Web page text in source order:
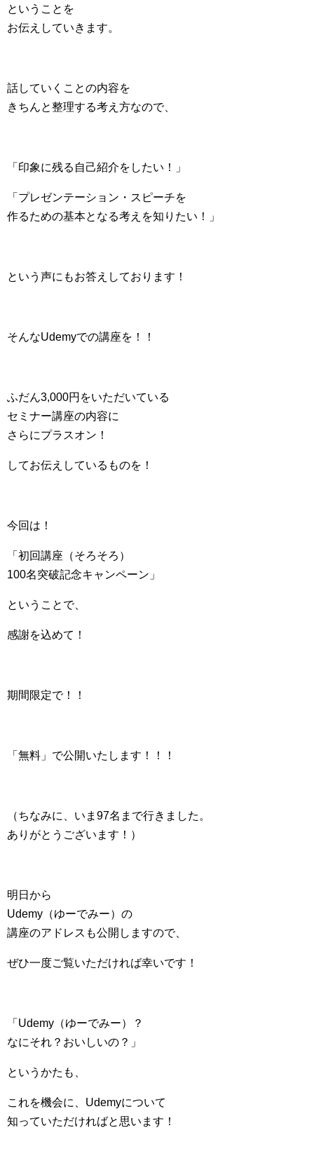
ということを
お伝えしていきます。
話していくことの内容を
きちんと整理する考え方なので、
「印象に残る自己紹介をしたい！」
「プレゼンテーション・スピーチを
作るための基本となる考えを知りたい！」
という声にもお答えしております！
そんなUdemyでの講座を！！
ふだん3,000円をいただいている
セミナー講座の内容に
さらにプラスオン！
してお伝えしているものを！
今回は！
「初回講座（そろそろ）
100名突破記念キャンペーン」
ということで、
感謝を込めて！
期間限定で！！
「無料」で公開いたします！！！
（ちなみに、いま97名まで行きました。
ありがとうございます！）
明日から
Udemy（ゆーでみー）の
講座のアドレスも公開しますので、
ぜひ一度ご覧いただければ幸いです！
「Udemy（ゆーでみー）？
なにそれ？おいしいの？」
というかたも、
これを機会に、Udemyについて
知っていただければと思います！